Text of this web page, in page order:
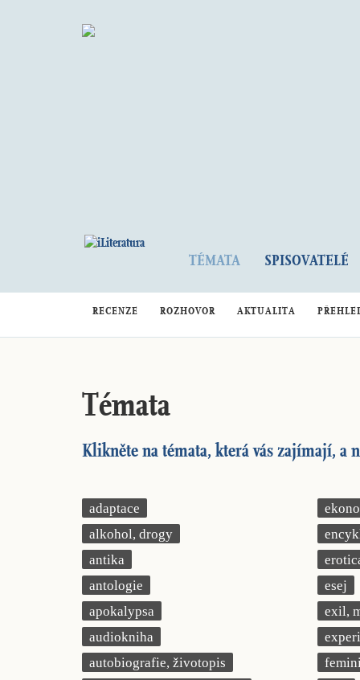
TÉMATA SPISOVATELÉ
RECENZE ROZHOVOR AKTUALITA
Témata
Klikněte na témata, která vás zajímají, a
adaptace
alkohol, drogy
antika
antologie
apokalypsa
audiokniha
autobiografie, životopis
esej
exil,